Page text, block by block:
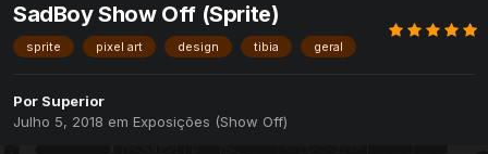
SadBoy Show Off (Sprite)
sprite pixel art design tibia geral
Por Superior
Julho 5, 2018 em Exposições (Show Off)